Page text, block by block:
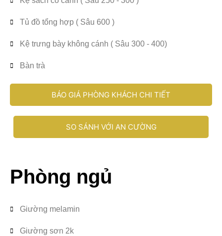
Tủ đồ tổng hợp ( Sâu 600 )
Kệ trưng bày không cánh ( Sâu 300 - 400)
Bàn trà
BÁO GIÁ PHÒNG KHÁCH CHI TIẾT
SO SÁNH VỚI AN CƯỜNG
Phòng ngủ
Giường melamin
Giường sơn 2k